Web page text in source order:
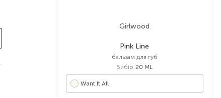
Girlwood
Pink Line
бальзам для губ
Вибір 20 ML
Want It All